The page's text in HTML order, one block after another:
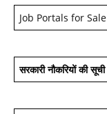
Job Portals for Sale
सरकारी नौकरियों की सूची